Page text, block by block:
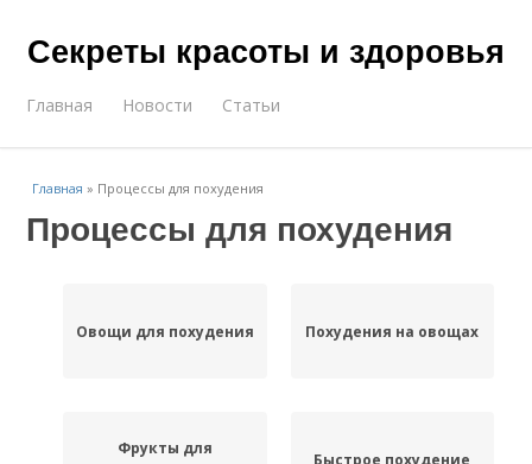
Секреты красоты и здоровья
Главная Новости Статьи
Главная » Процессы для похудения
Процессы для похудения
Овощи для похудения Похудения на овощах
Фрукты для
Быстрое похудение